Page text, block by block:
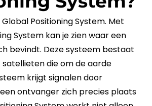
Positioning System. Met
System kan je zien waar een
bevindt. Deze systeem bestaat
die om de aarde
krijgt signalen door
ontvanger zich precies plaats